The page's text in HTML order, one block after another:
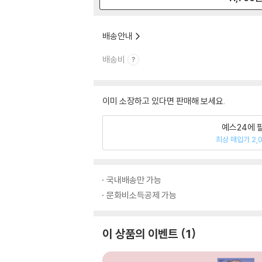
배송안내
배송비
이미 소장하고 있다면 판매해 보세요.
예스24에
최상 매입가
국내배송만 가능
문화비소득공제 가능
이 상품의 이벤트 1